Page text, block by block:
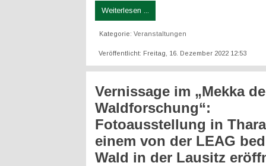
Weiterlesen ...
Kategorie: Veranstaltungen
Veröffentlicht: Freitag, 16. Dezember 2022 12:53
Vernissage im „Mekka
Waldforschung“:
Fotoausstellung in
einem von der LEAG
Wald in der Lausitz